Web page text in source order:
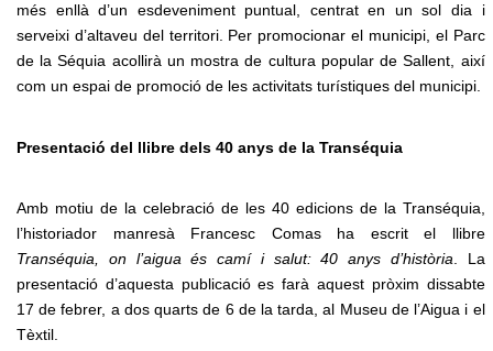
més enllà d’un esdeveniment puntual, centrat en un sol dia i
serveixi d’altaveu del territori. Per promocionar el municipi, el Parc
de la Séquia acollirà un mostra de cultura popular de Sallent, així
com un espai de promoció de les activitats turístiques del municipi.
Presentació del llibre dels 40 anys de la Transéquia
Amb motiu de la celebració de les 40 edicions de la Transéquia,
l’historiador manresà Francesc Comas ha escrit el llibre
Transéquia, on l’aigua és camí i salut: 40 anys d’història. La
presentació d’aquesta publicació es farà aquest pròxim dissabte
17 de febrer, a dos quarts de 6 de la tarda, al Museu de l’Aigua i el
Tèxtil.